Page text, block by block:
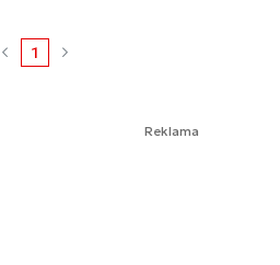
1
Reklama